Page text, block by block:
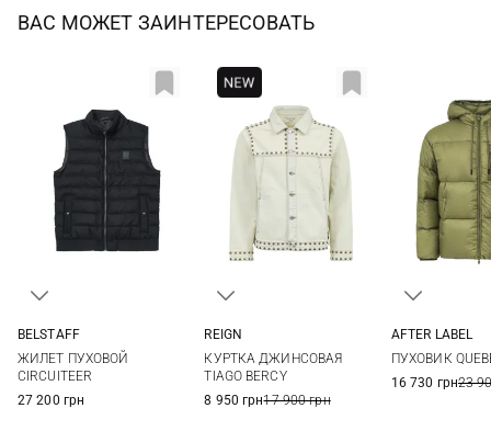
ВАС МОЖЕТ ЗАИНТЕРЕСОВАТЬ
XXL
3XL
BELSTAFF
ЖИЛЕТ ПУХОВОЙ
CIRCUITEER
27 200 грн
REIGN
КУРТКА ДЖИНСОВАЯ
TIAGO BERCY
8 950 грн17 900 грн
AFTER LABEL
ПУХОВИК
16 730 грн23